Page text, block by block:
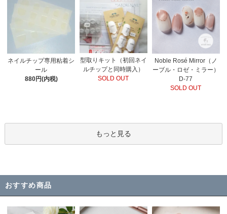
ネイルチップ専用粘着シ
ール
880円(内税)
型取りキット（初回ネイ
ルチップと同時購入）
SOLD OUT
Noble Rosé Mirror（ノ
ーブル・ロゼ・ミラー）
D-77
SOLD OUT
もっと見る
おすすめ商品